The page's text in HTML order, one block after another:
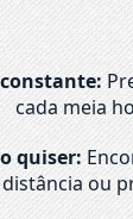
cada meia
quiser:
distância ou